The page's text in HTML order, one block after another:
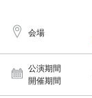
会場
公演期間
開催期間